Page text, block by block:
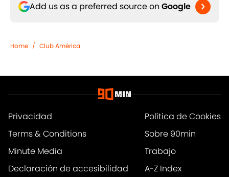
Add us as a preferred source on Google
Home / Club América
Privacidad
Política de Cookies
Terms & Conditions
Sobre 90min
Minute Media
Trabajo
Declaración de accesibilidad
A-Z Index